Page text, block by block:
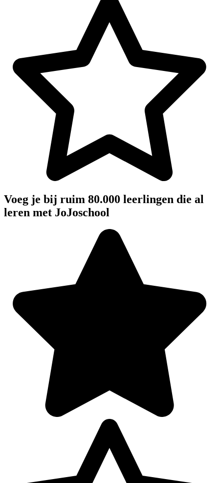
Voeg je bij ruim 80.000 leerlingen die al
leren met JoJoschool